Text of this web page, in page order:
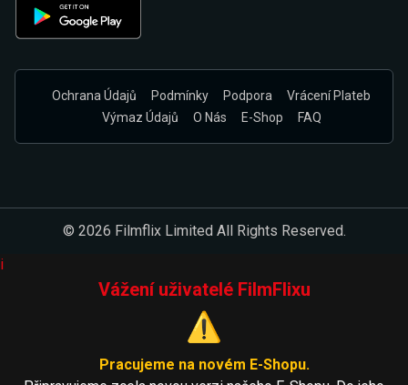
Ochrana Údajů Podmínky Podpora
Vrácení Plateb
Výmaz Údajů
O Nás E-Shop FAQ
© 2026 Filmflix Limited All Rights Reserved.
i
Vážení uživatelé FilmFlixu
⚠️
Pracujeme na novém E-Shopu.